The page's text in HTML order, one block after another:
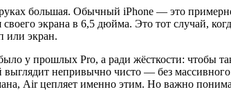
руках большая. Обычный iPhone — это
экрана в 6,5 дюйма. Это тот случай,
или экран.
у прошлых Pro, а ради жёсткости: чтобы
непривычно чисто — без
Air цепляет именно этим. Но важно